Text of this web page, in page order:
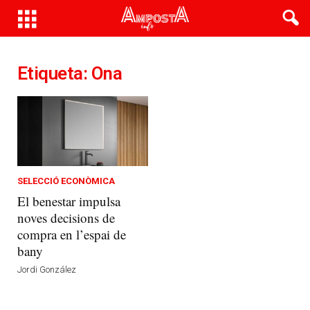
Etiqueta: Ona
SELECCIÓ ECONÒMICA
El benestar impulsa
noves decisions de
compra en l’espai de
bany
Jordi González